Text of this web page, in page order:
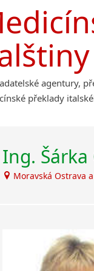
Příbram
Roudnice nad
Ajmarština
Akebu
Albánština
Amharština
Arabština
Aramejština
Bambarština
Bantuské jazyky
Bengálština
Bosenština
Bulharština
agentury,
překlady
Ing. Šárka
Moravská Ostrava